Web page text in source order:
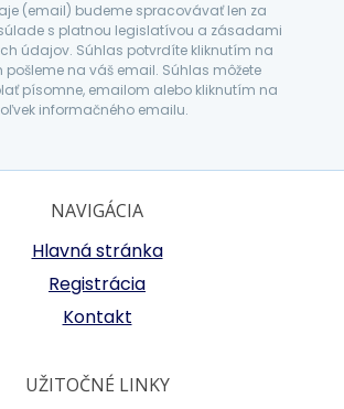
(email) budeme spracovávať len za
s platnou legislatívou a zásadami
údajov. Súhlas potvrdíte kliknutím na
pošleme na váš email. Súhlas môžete
písomne, emailom alebo kliknutím na
informačného emailu.
NAVIGÁCIA
Hlavná stránka
Registrácia
Kontakt
UŽITOČNÉ LINKY